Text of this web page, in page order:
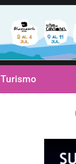
Turismo